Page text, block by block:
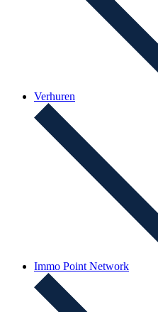
Verhuren
Immo Point Network